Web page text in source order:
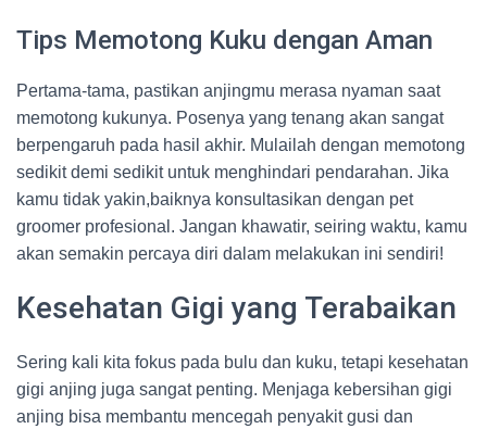
Tips Memotong Kuku dengan Aman
Pertama-tama, pastikan anjingmu merasa nyaman saat
memotong kukunya. Posenya yang tenang akan sangat
berpengaruh pada hasil akhir. Mulailah dengan memotong
sedikit demi sedikit untuk menghindari pendarahan. Jika
kamu tidak yakin,baiknya konsultasikan dengan pet
groomer profesional. Jangan khawatir, seiring waktu, kamu
akan semakin percaya diri dalam melakukan ini sendiri!
Kesehatan Gigi yang Terabaikan
Sering kali kita fokus pada bulu dan kuku, tetapi kesehatan
gigi anjing juga sangat penting. Menjaga kebersihan gigi
anjing bisa membantu mencegah penyakit gusi dan